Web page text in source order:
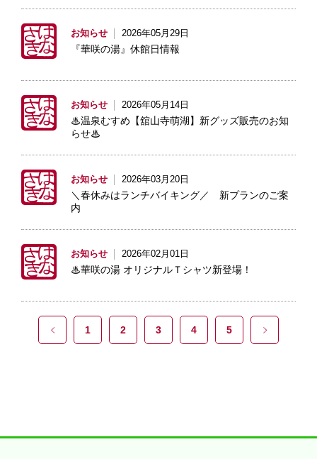
お知らせ 2026年05月29日
『華咲の湯』休館日情報
お知らせ 2026年05月14日
♨温泉むすめ【舘山寺萌湖】新グッズ販売のお知
らせ♨
お知らせ 2026年03月20日
＼春休みはランチバイキング／ 新プランのご案
内
お知らせ 2026年02月01日
♨華咲の湯 オリジナルＴシャツ新登場！
1 2 3 4 5